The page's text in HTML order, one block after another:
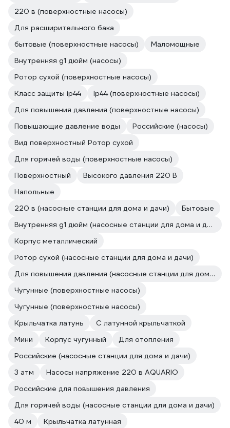
220 в (поверхностные насосы)
Для расширительного бака
бытовые (поверхностные насосы)
Маломощные
Внутренняя g1 дюйм (насосы)
Ротор сухой (поверхностные насосы)
Класс защиты ip44
Ip44 (поверхностные насосы)
Для повышения давления (поверхностные насосы)
Повышающие давление воды
Российские (насосы)
Вид поверхностный Ротор сухой
Для горячей воды (поверхностные насосы)
Поверхностный
Высокого давления 220 В
Напольные
220 в (насосные станции для дома и дачи)
Бытовые
Внутренняя g1 дюйм (насосные станции для дома и дачи)
Корпус металлический
Ротор сухой (насосные станции для дома и дачи)
Для повышения давления (насосные станции для дома и дачи)
Чугунные (поверхностные насосы)
Чугунные (поверхностные насосы)
Крыльчатка латунь
С латунной крыльчаткой
Мини
Корпус чугунный
Для отопления
Российские (насосные станции для дома и дачи)
3 атм
Насосы напряжение 220 в AQUARIO
Российские для повышения давления
Для горячей воды (насосные станции для дома и дачи)
40 м
Крыльчатка латунная